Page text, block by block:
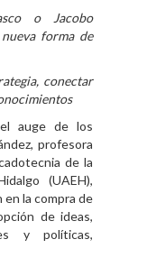
o Jacobo
forma de
conectar
auge de los
profesora
de la
(UAEH),
en la compra de
de ideas,
y políticas,